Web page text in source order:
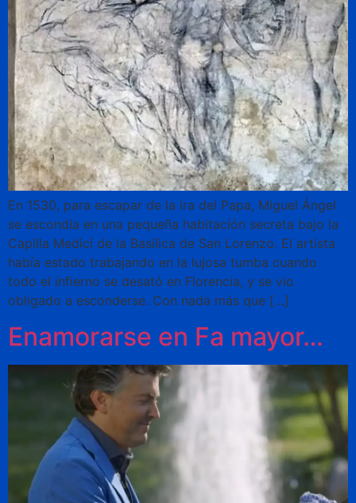
En 1530, para escapar de la ira del Papa, Miguel Ángel
se escondía en una pequeña habitación secreta bajo la
Capilla Medici de la Basílica de San Lorenzo. El artista
había estado trabajando en la lujosa tumba cuando
todo el infierno se desató en Florencia, y se vio
obligado a esconderse. Con nada más que […]
Enamorarse en Fa mayor…